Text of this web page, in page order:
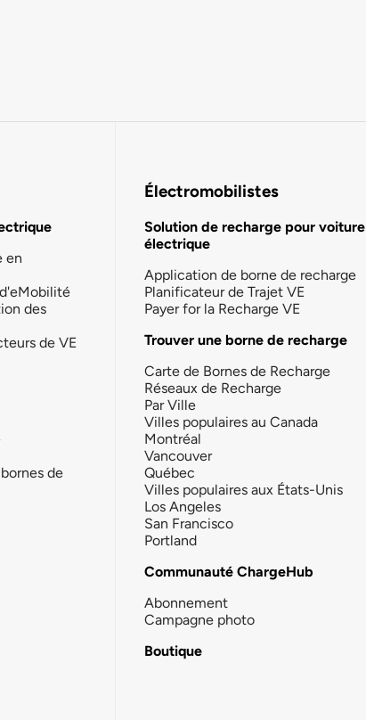
en
des
de VE
de
Électromobilistes
Solution de recharge pour voiture
électrique
Application de borne de recharge
Planificateur de Trajet VE
Payer for la Recharge VE
Trouver une borne de recharge
Carte de Bornes de Recharge
Réseaux de Recharge
Par Ville
Villes populaires au Canada
Montréal
Vancouver
Québec
Villes populaires aux États-Unis
Los Angeles
San Francisco
Portland
Communauté ChargeHub
Abonnement
Campagne photo
Boutique